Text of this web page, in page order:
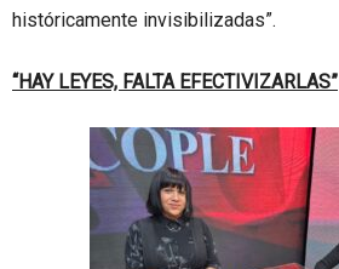
históricamente invisibilizadas”.
“HAY LEYES, FALTA EFECTIVIZARLAS”